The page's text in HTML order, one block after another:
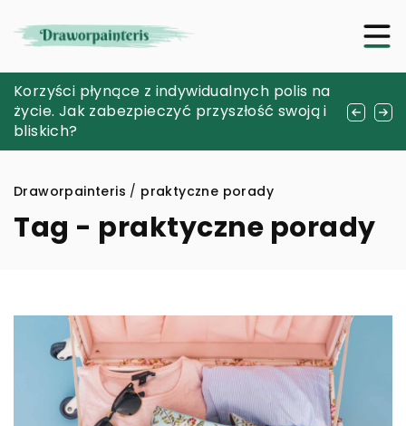
Jak rozwiązywanie zagadek w escape
roomach wpływa na umiejętności pracy
zespołowej?
Korzyści płynące z indywidualnych polis na
życie. Jak zabezpieczyć przyszłość swoją i
bliskich?
Symbolika i właściwości różowego kwarcu
w biżuterii
Draworpainteris / praktyczne porady
Tag - praktyczne porady